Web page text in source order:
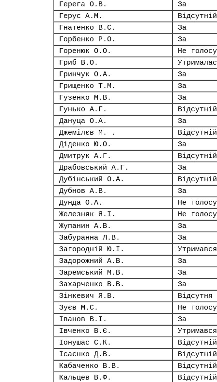
Герега О.В.
За
Герус А.М.
Відсутній
Гнатенко В.С.
За
Горбенко Р.О.
За
Горенюк О.О.
Не
Гриб В.О.
Гринчук О.А.
За
Грищенко Т.М.
За
Гузенко М.В.
За
Гунько А.Г.
Відсутній
Дануца О.А.
За
Джемілєв М. .
Відсутній
Діденко Ю.О.
За
Дмитрук А.Г.
Відсутній
Драбовський А.Г.
За
Дубінський О.А.
Відсутній
Дубнов А.В.
За
Дунда О.А.
Не
Железняк Я.І.
Не
Жупанин А.В.
За
Забуранна Л.В.
За
Загородній Ю.І.
Утримався
Задорожний А.В.
За
Заремський М.В.
За
Захарченко В.В.
За
Зінкевич Я.В.
Відсутня
Зуєв М.С.
Не
Іванов В.І.
За
Івченко В.Є.
Утримався
Іонушас С.К.
Відсутній
Ісаєнко Д.В.
Відсутній
Кабаченко В.В.
Відсутній
Кальцев В.Ф.
Відсутній